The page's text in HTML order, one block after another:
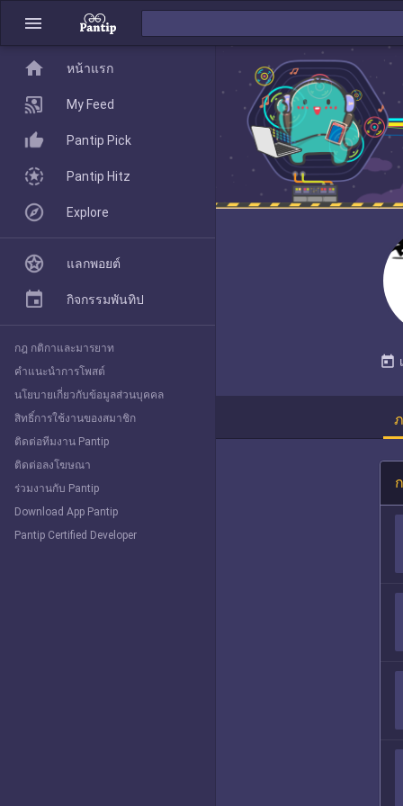
menu
today
home
Pantip Pick
Explore
home หน้าแรก
My Feed
Pantip Pick
Pantip Hitz
Explore
แลกพอยต์
กิจกรรมพันทิป
กฎ กติกาและมารยาท
คำแนะนำการโพสต์
นโยบายเกี่ยวกับข้อมูลส่วนบุคคล
สิทธิ์การใช้งานของสมาชิก
ติดต่อทีมงาน Pantip
ติดต่อลงโฆษณา
ร่วมงานกับ Pantip
Download App Pantip
Pantip Certified Developer